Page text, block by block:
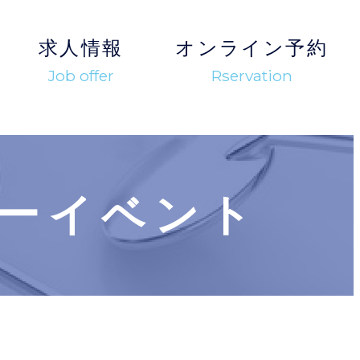
求人情報
Job offer
オンライン予約
Rservation
イベント